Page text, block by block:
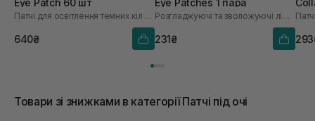
Eye Patch 60 шт
Патчі для освітлення темних кіл під очима
640₴
Eye Patches 1 пара
Розгладжуючі та зволожуючі лімітовані патчі
231₴
шт
Товари зі знижками в категорії Патчі під очі